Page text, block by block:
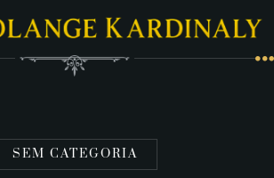
SEM CATEGORIA